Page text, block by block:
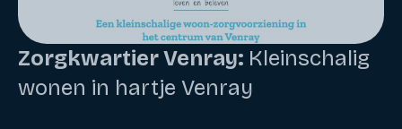
Zorgkwartier Venray: Kleinschalig
wonen in hartje Venray